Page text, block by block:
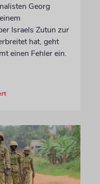
Georg
Israels Zutun zur
hat, geht
einen Fehler ein.